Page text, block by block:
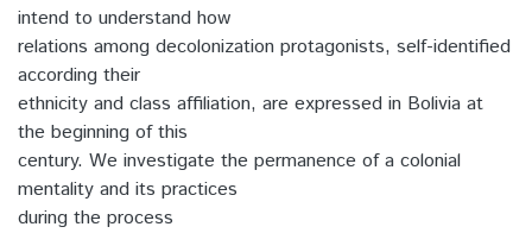
intend to understand how
relations among decolonization protagonists, self-identified
according their
ethnicity and class affiliation, are expressed in Bolivia at
the beginning of this
century. We investigate the permanence of a colonial
mentality and its practices
during the process